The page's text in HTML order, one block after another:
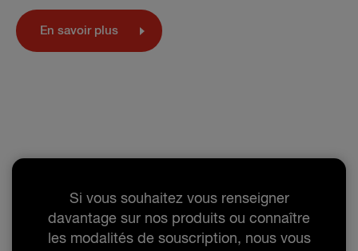
En savoir plus
Si vous souhaitez vous renseigner
davantage sur nos produits ou connaître
les modalités de souscription, nous vous